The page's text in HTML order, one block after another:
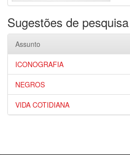
Sugestões de pesquisa
Assunto
ICONOGRAFIA
NEGROS
VIDA COTIDIANA